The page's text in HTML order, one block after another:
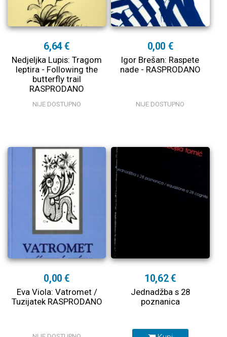
6,64 €
Nedjeljka Lupis: Tragom
leptira - Following the
butterfly trail
RASPRODANO
NIJE DOSTUPNO
0,00 €
Igor Brešan: Raspete
nade - RASPRODANO
NIJE DOSTUPNO
0,00 €
Eva Viola: Vatromet /
Tuzijatek RASPRODANO
10,62 €
Jednadžba s 28
poznanica